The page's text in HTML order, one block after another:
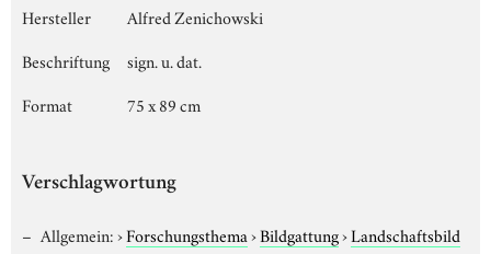
Hersteller
Alfred Zenichowski
Beschriftung
sign. u. dat.
Format
75 x 89 cm
Verschlagwortung
Allgemein:›Forschungsthema›Bildgattung›Landschaftsbild